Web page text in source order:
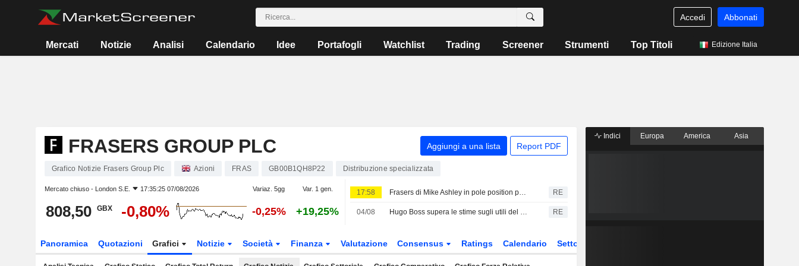
Accedi Abbonati
Mercati Notizie Analisi Calendario Idee Portafogli Watchlist Trading Screener Strumenti Top Titoli Edizione Italia
FRASERS GROUP PLC Aggiungi a una lista Report PDF
Grafico Notizie Frasers Group Plc Azioni FRAS GB00B1QH8P22 Distribuzione specializzata
Mercato chiuso - London S.E. 17:35:25 07/08/2026 Variaz. 5gg Var. 1 gen.
808,50 GBX -0,80% -0,25% +19,25%
17:58 Frasers di Mike Ashley in pole position per l'acquisto di Harvey Nichols, secondo Sky News RE
04/08 Hugo Boss supera le stime sugli utili del secondo trimestre e conferma i target annuali RE
Panoramica Quotazioni Grafici Notizie Società Finanza Valutazione Consensus Ratings Calendario Settore
Indici Europa America Asia